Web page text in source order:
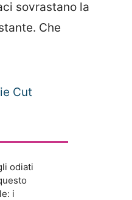
sovrastano la
Che
Cut
odiati
i